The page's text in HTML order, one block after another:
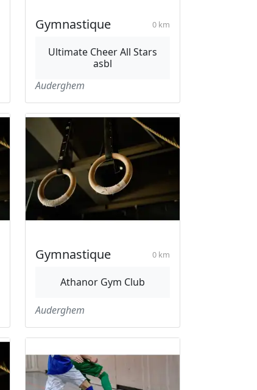
Gymnastique 0 km
Ultimate Cheer All Stars
asbl
Auderghem
Gymnastique 0 km
Athanor Gym Club
Auderghem